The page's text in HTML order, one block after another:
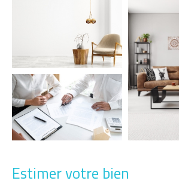
Estimer votre bien
Pièces
1